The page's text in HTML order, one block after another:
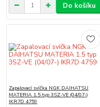
Do košíku
Zapalovací svíčka NGK DAIHATSU
MATERIA 1.5 typ 3SZ-VE (04/07-)
IKR7D 4759